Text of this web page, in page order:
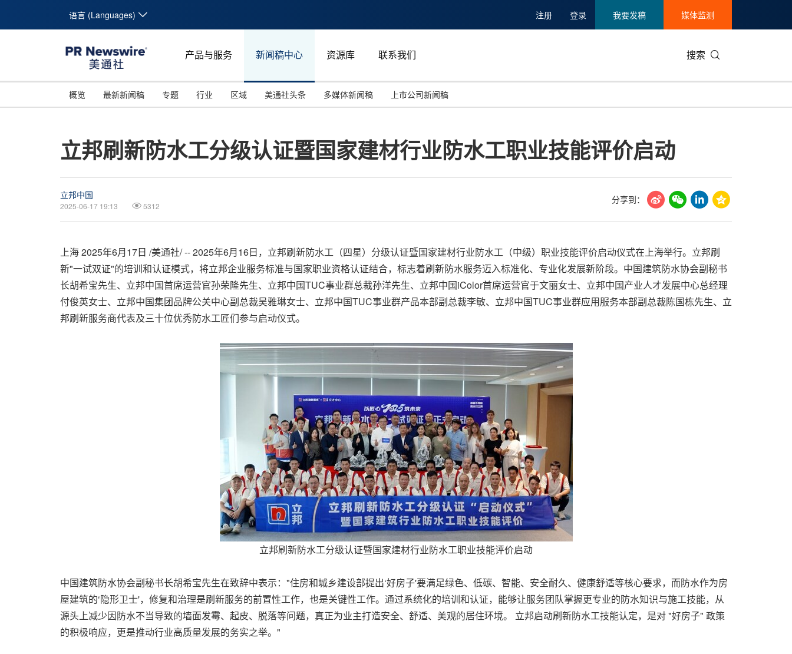
语言 (Languages) 注册 登录 我要发稿 媒体监测
产品与服务 新闻稿中心 资源库 联系我们 搜索
概览 最新新闻稿 专题
投资并购
碳中和
美国临床肿瘤学会(ASCO)
行业
能源化工与环保
娱乐时尚与艺术
区域
马来西亚
新加坡
美通社头条 多媒体新闻稿 上市公司新闻稿
立邦刷新防水工分级认证暨国家建材行业防水工职业技能评价启动
立邦中国
2025-06-17 19:13 5312
分享到：
上海2025年6月17日 /美通社/ -- 2025年6月16日，立邦刷新防水工（四星）分级认证暨国家建材行业防水工（中级）职业技能评价启动仪式在上海举行。立邦刷
新"一试双证"的培训和认证模式，将立邦企业服务标准与国家职业资格认证结合，标志着刷新防水服务迈入标准化、专业化发展新阶段。中国建筑防水协会副秘书
长胡希宝先生、立邦中国首席运营官孙荣隆先生、立邦中国TUC事业群总裁孙洋先生、立邦中国iColor首席运营官于文丽女士、立邦中国产业人才发展中心总经理
付俊英女士、立邦中国集团品牌公关中心副总裁吴雅琳女士、立邦中国TUC事业群产品本部副总裁李敏、立邦中国TUC事业群应用服务本部副总裁陈国栋先生、立
邦刷新服务商代表及三十位优秀防水工匠们参与启动仪式。
立邦刷新防水工分级认证暨国家建材行业防水工职业技能评价启动
中国建筑防水协会副秘书长胡希宝先生在致辞中表示："住房和城乡建设部提出‘好房子'要满足绿色、低碳、智能、安全耐久、健康舒适等核心要求，而防水作为房
屋建筑的‘隐形卫士'，修复和治理是刷新服务的前置性工作，也是关键性工作。通过系统化的培训和认证，能够让服务团队掌握更专业的防水知识与施工技能，从
源头上减少因防水不当导致的墙面发霉、起皮、脱落等问题，真正为业主打造安全、舒适、美观的居住环境。 立邦启动刷新防水工技能认定，是对 "好房子" 政策
的积极响应，更是推动行业高质量发展的务实之举。"